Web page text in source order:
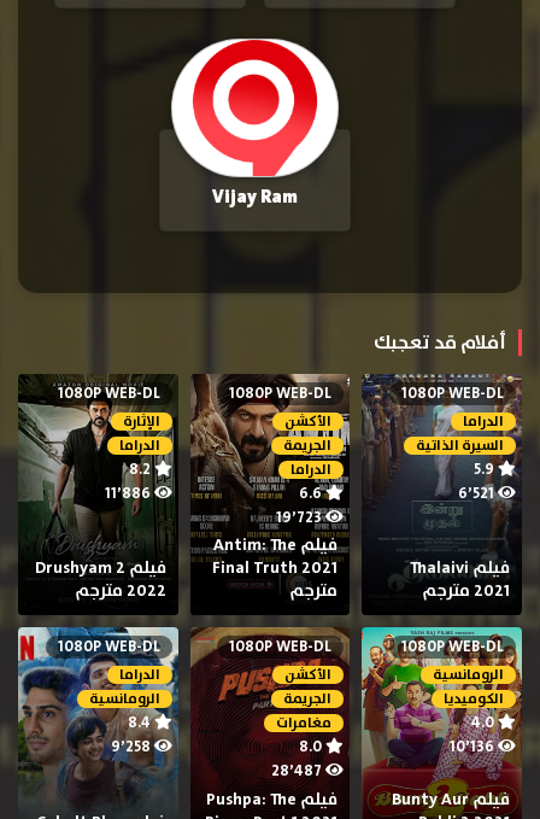
Vijay Ram
أفلام قد تعجبك
1080P WEB-DL
الدراما
السيرة الذاتية
5.9
6٬521
فيلم Thalaivi
2021 مترجم
1080P WEB-DL
الأكشن
الجريمة
الدراما
6.6
19٬723
فيلم Antim: The
Final Truth 2021
مترجم
1080P WEB-DL
الإثارة
الدراما
8.2
11٬886
فيلم Drushyam 2
2022 مترجم
1080P WEB-DL
الرومانسية
الكوميديا
4.0
10٬136
فيلم Bunty Aur
1080P WEB-DL
الأكشن
الجريمة
مغامرات
8.0
28٬487
فيلم Pushpa: The
1080P WEB-DL
الدراما
الرومانسية
8.4
9٬258